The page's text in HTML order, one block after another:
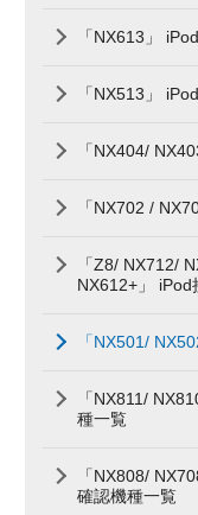
「NX613」
「NX513」
「NX404/
「NX702 /
「Z8/ NX712/
NX612+」
「NX501/
「NX811/
種一覧
「NX808/
確認機種一覧